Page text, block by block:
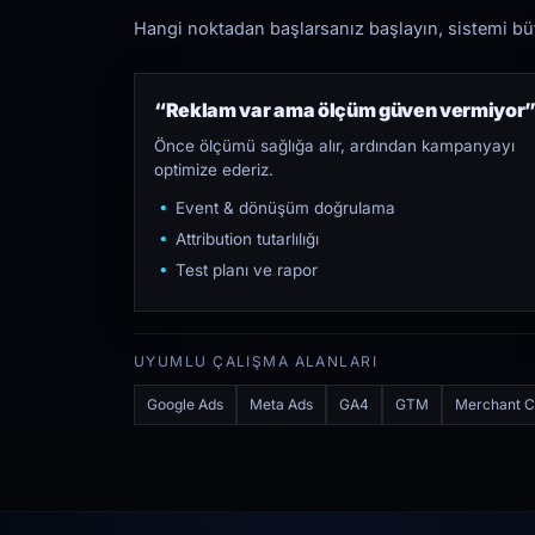
Hangi noktadan başlarsanız başlayın, sistemi
“Reklam var ama ölçüm güven
Önce ölçümü sağlığa alır, ardından kampanyayı
optimize ederiz.
Event & dönüşüm doğrulama
Attribution tutarlılığı
Test planı ve rapor
UYUMLU ÇALIŞMA ALANLARI
Google Ads Meta Ads GA4 GTM Merchant